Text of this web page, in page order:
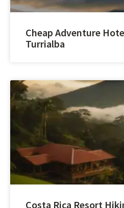
Cheap Adventure
Turrialba
Costa Rica Resort